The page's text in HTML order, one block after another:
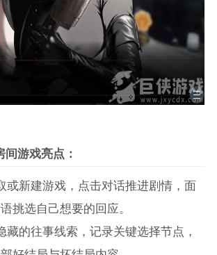
游戏亮点：
或新建游戏，点击对话推进剧情，面
挑选自己想要的回应。
藏的往事线索，记录关键选择节点，